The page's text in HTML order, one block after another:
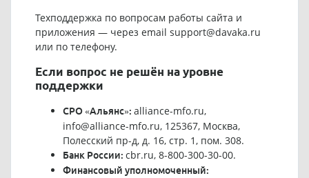
Техподдержка по вопросам работы сайта и
приложения — через email support@davaka.ru
или по телефону.
Если вопрос не решён на уровне
поддержки
СРО «Альянс»: alliance-mfo.ru,
info@alliance-mfo.ru, 125367, Москва,
Полесский пр-д, д. 16, стр. 1, пом. 308.
Банк России: cbr.ru, 8-800-300-30-00.
Финансовый уполномоченный: